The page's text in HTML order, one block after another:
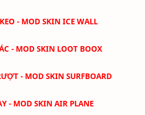
- MOD SKIN ICE WALL
- MOD SKIN LOOT BOOX
- MOD SKIN SURFBOARD
- MOD SKIN AIR PLANE